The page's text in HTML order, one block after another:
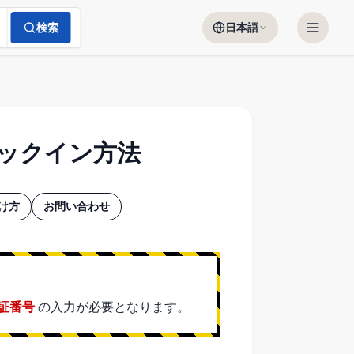
日本語
検索
クイン方法
方 お問い合わせ
番号 の入力が必要となります。